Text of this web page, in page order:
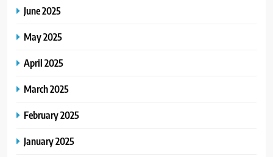
June 2025
May 2025
April 2025
March 2025
February 2025
January 2025